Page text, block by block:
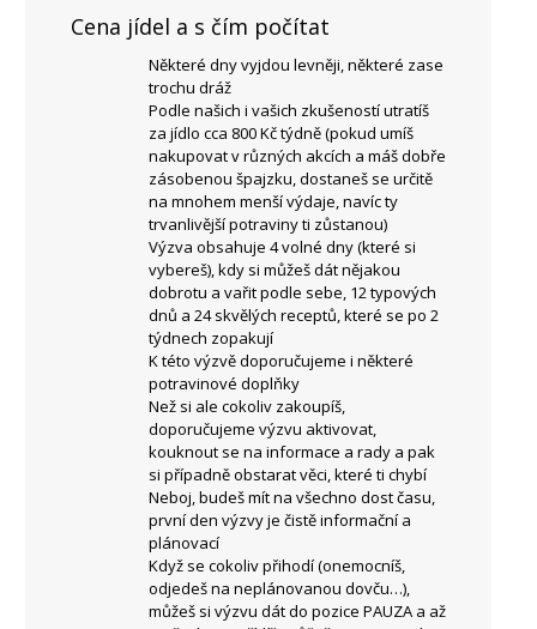
Cena jídel a s čím počítat
Některé dny vyjdou levněji, některé zase
trochu dráž
Podle našich i vašich zkušeností utratíš
za jídlo cca 800 Kč týdně (pokud umíš
nakupovat v různých akcích a máš dobře
zásobenou špajzku, dostaneš se určitě
na mnohem menší výdaje, navíc ty
trvanlivější potraviny ti zůstanou)
Výzva obsahuje 4 volné dny (které si
vybereš), kdy si můžeš dát nějakou
dobrotu a vařit podle sebe, 12 typových
dnů a 24 skvělých receptů, které se po 2
týdnech zopakují
K této výzvě doporučujeme i některé
potravinové doplňky
Než si ale cokoliv zakoupíš,
doporučujeme výzvu aktivovat,
kouknout se na informace a rady a pak
si případně obstarat věci, které ti chybí
Neboj, budeš mít na všechno dost času,
první den výzvy je čistě informační a
plánovací
Když se cokoliv přihodí (onemocníš,
odjedeš na neplánovanou dovču…),
můžeš si výzvu dát do pozice PAUZA a až